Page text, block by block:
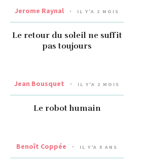
Jerome Raynal IL Y'A 2 MOIS
Le retour du soleil ne suffit
pas toujours
Jean Bousquet IL Y'A 2 MOIS
Le robot humain
Benoît Coppée IL Y'A 5 ANS